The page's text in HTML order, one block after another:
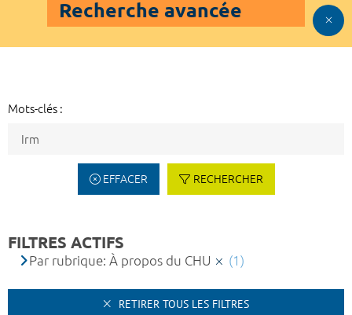
Recherche avancée
Mots-clés :
EFFACER RECHERCHER
FILTRES ACTIFS
Par rubrique: À propos du CHU (1)
RETIRER TOUS LES FILTRES